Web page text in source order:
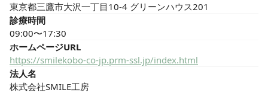
東京都三鷹市大沢一丁目10-4 グリーンハウス201
診療時間
09:00〜17:30
ホームページURL
https://smilekobo-co-jp.prm-ssl.jp/index.html
法人名
株式会社SMILE工房